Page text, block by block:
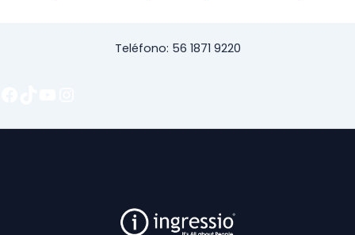
Teléfono: 56 1871 9220